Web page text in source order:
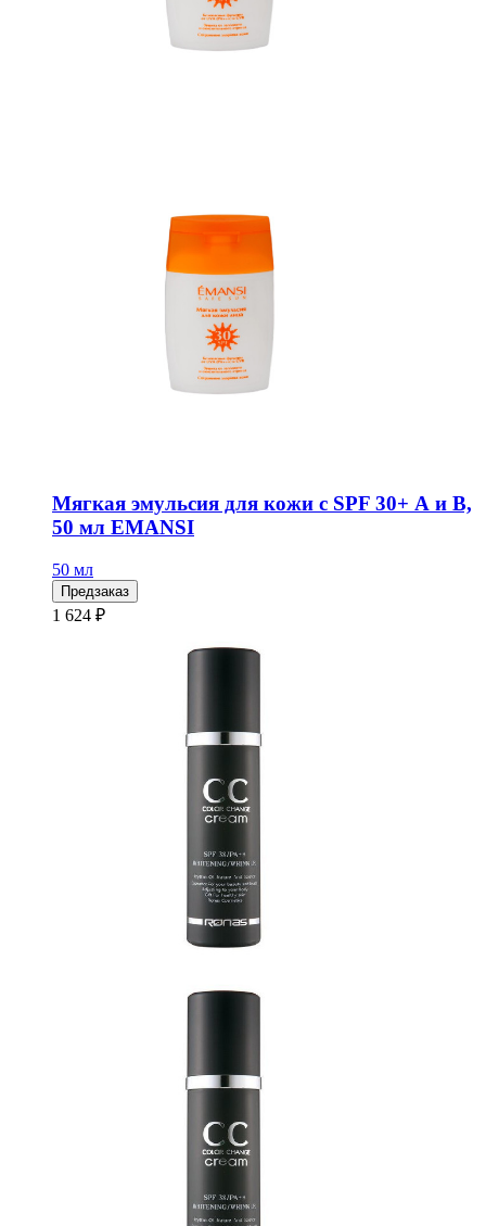
Мягкая эмульсия для кожи с SPF 30+ А и В,
50 мл EMANSI
50 мл
Предзаказ
1 624 ₽